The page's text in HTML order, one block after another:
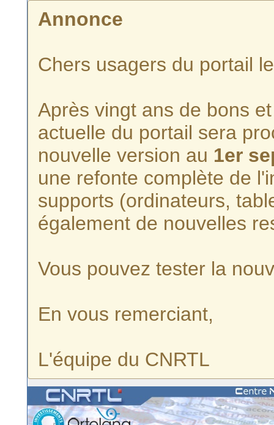
Annonce
Chers usagers du portail
Après vingt ans de bons
actuelle du portail sera
nouvelle version au 1er
une refonte complète de
supports (ordinateurs,
également de nouvelles
Vous pouvez tester la
En vous remerciant,
L'équipe du CNRTL